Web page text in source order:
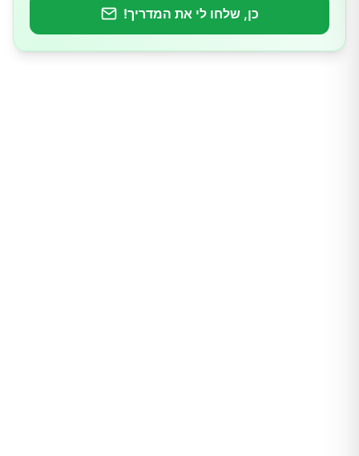
כן, שלחו לי את המדריך!